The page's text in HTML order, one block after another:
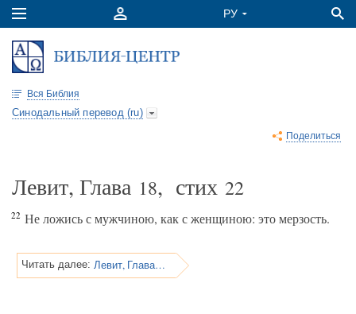
Вся Библия
Синодальный перевод (ru)
Поделиться
Левит, Глава 18, стих 22
22 Не ложись с мужчиною, как с женщиною: это мерзость.
Читать далее: Левит, Глава 18